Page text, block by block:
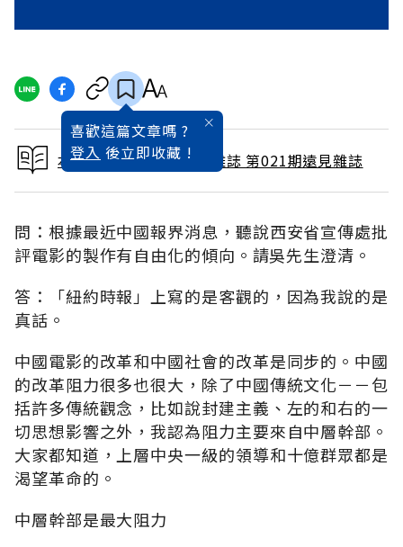
喜歡這篇文章嗎 ?
登入 後立即收藏 !
本文出自 1988 / 3月號雜誌 第021期遠見雜誌
問：根據最近中國報界消息，聽說西安省宣傳處批
評電影的製作有自由化的傾向。請吳先生澄清。
答：「紐約時報」上寫的是客觀的，因為我說的是
真話。
中國電影的改革和中國社會的改革是同步的。中國
的改革阻力很多也很大，除了中國傳統文化－－包
括許多傳統觀念，比如說封建主義、左的和右的一
切思想影響之外，我認為阻力主要來自中層幹部。
大家都知道，上層中央一級的領導和十億群眾都是
渴望革命的。
中層幹部是最大阻力